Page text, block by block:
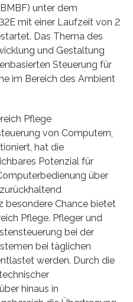
unter dem
mit einer Laufzeit von 2
Das Thema des
und Gestaltung
Steuerung für
im Bereich des Ambient
Pflege
von Computern,
hat die
Potenzial für
über
besondere Chance bietet
Pflege. Pfleger und
bei der
bei täglichen
werden. Durch die
hinaus in